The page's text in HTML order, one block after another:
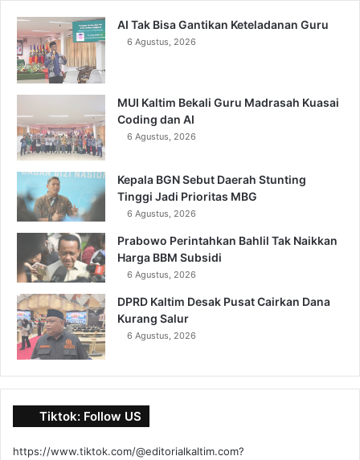
AI Tak Bisa Gantikan Keteladanan Guru
6 Agustus, 2026
MUI Kaltim Bekali Guru Madrasah Kuasai
Coding dan AI
6 Agustus, 2026
Kepala BGN Sebut Daerah Stunting
Tinggi Jadi Prioritas MBG
6 Agustus, 2026
Prabowo Perintahkan Bahlil Tak Naikkan
Harga BBM Subsidi
6 Agustus, 2026
DPRD Kaltim Desak Pusat Cairkan Dana
Kurang Salur
6 Agustus, 2026
Tiktok: Follow US
https://www.tiktok.com/@editorialkaltim.com?